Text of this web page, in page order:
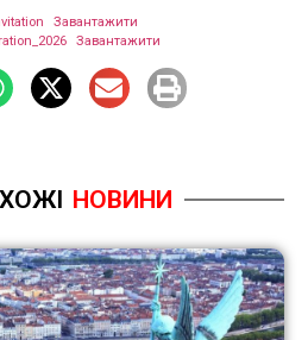
Завантажити
Завантажити
НОВИНИ